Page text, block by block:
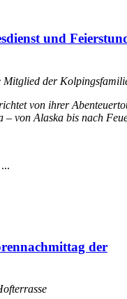
und
Mitglied der
von ihrer
– von Alaska bis nach
der